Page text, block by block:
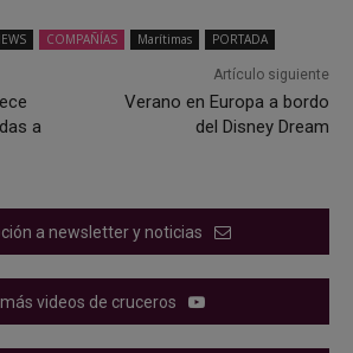
COMPAÑÍAS Marítimas PORTADA
a
Artículo siguiente
Verano en Europa a bordo
del Disney Dream
a newsletter y noticias
videos de cruceros